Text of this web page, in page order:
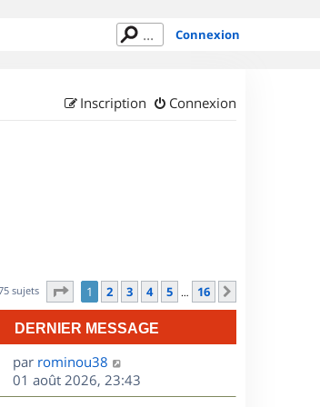
Connexion
Connexion
Inscription
sujets Page sur16
1 2 3 4 5 … 16
DERNIER MESSAGE
D
e
r
par rominou38
01 août 2026, 23:43